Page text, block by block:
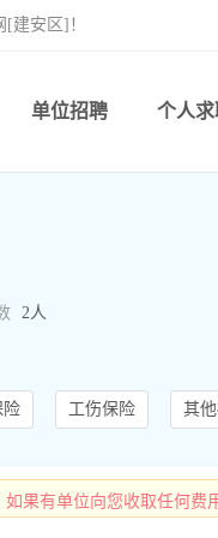
建安区]！
单位招聘 个人求
2人
险 工伤保险 其他
果有单位向您收取任何费